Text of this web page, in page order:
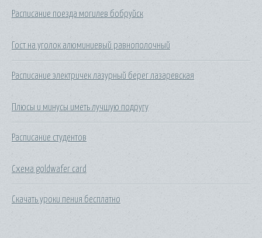
Расписание поезда могилев бобруйск
Гост на уголок алюминиевый равнополочный
Расписание электричек лазурный берег лазаревская
Плюсы и минусы иметь лучшую подругу
Расписание студентов
Схема goldwafer card
Скачать уроки пения бесплатно